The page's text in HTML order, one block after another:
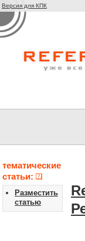
Версия для КПК
тематические
статьи:
Разместить
статью